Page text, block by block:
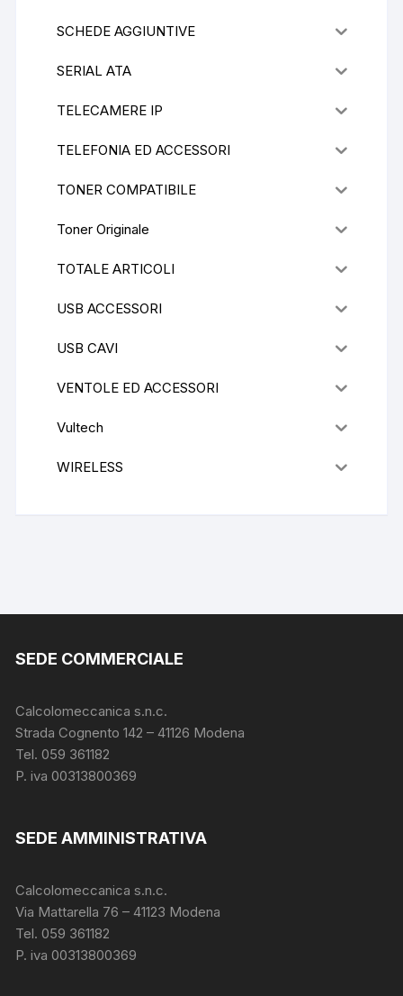
SCHEDE AGGIUNTIVE
SERIAL ATA
TELECAMERE IP
TELEFONIA ED ACCESSORI
TONER COMPATIBILE
Toner Originale
TOTALE ARTICOLI
USB ACCESSORI
USB CAVI
VENTOLE ED ACCESSORI
Vultech
WIRELESS
SEDE COMMERCIALE
Calcolomeccanica s.n.c.
Strada Cognento 142 – 41126 Modena
Tel. 059 361182
P. iva 00313800369
SEDE AMMINISTRATIVA
Calcolomeccanica s.n.c.
Via Mattarella 76 – 41123 Modena
Tel. 059 361182
P. iva 00313800369